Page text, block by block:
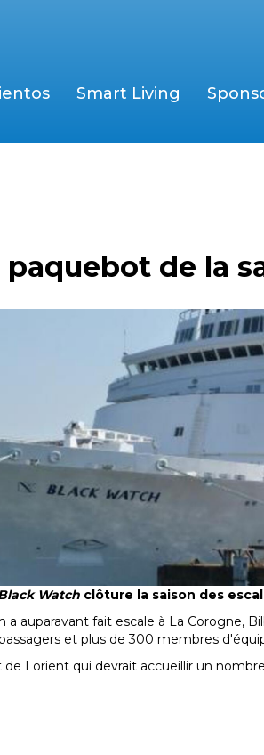
Smart Living
de la
Watch clôture la saison des
auparavant fait escale à La Corogne,
et plus de 300 membres
de Lorient qui devrait accueillir un